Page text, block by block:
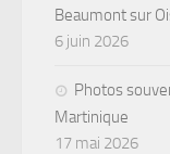
Beaumont sur
6 juin 2026
Photos
Martinique
17 mai 2026